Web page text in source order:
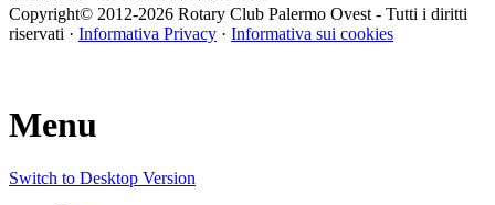
Copyright© 2012-2026 Rotary Club Palermo Ovest - Tutti i diritti
riservati · Informativa Privacy · Informativa sui cookies
Menu
Switch to Desktop Version